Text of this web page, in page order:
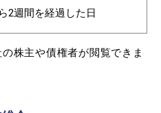
2週間を経過した日
株主や債権者が閲覧できま